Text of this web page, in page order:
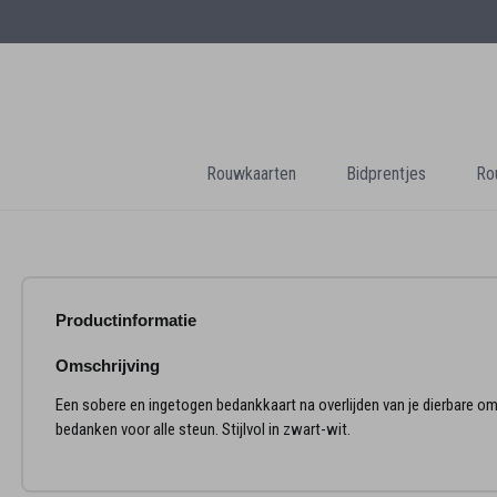
Rouwkaarten Bidprentjes
Productinformatie
Omschrijving
Een sobere en ingetogen bedankkaart na overlijden van je dierbare
bedanken voor alle steun. Stijlvol in zwart-wit.